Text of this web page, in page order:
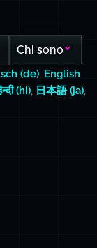
Chi sono
(de), English
(hi), 日本語 (ja),